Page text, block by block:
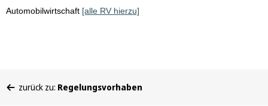
Automobilwirtschaft [alle RV hierzu]
befinden
zurück zu: Regelungsvorhaben